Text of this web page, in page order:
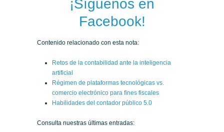
¡Síguenos en
Facebook!
Contenido relacionado con esta nota:
Retos de la contabilidad ante la inteligencia
artificial
Régimen de plataformas tecnológicas vs.
comercio electrónico para fines fiscales
Habilidades del contador público 5.0
Consulta nuestras últimas entradas: